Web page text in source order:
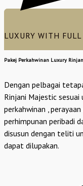
LUXURY WITH
Pakej Perkahwinan Luxury
Dengan pelbagai
Rinjani Majestic
perkahwinan ,
perhimpunan peribadi
disusun dengan teliti
dapat dilupakan.